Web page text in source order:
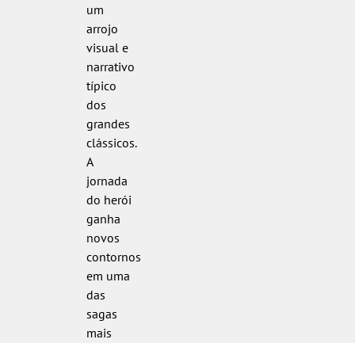
um
arrojo
visual e
narrativo
típico
dos
grandes
clássicos.
A
jornada
do herói
ganha
novos
contornos
em uma
das
sagas
mais